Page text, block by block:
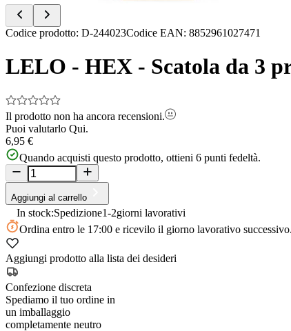
Item
of
Codice prodotto: D-244023Codice EAN: 8852961027471
LELO - HEX - Scatola da 3
Il prodotto non ha ancora recensioni.
Puoi valutarlo Qui.
6,95 €
Quando acquisti questo prodotto, ottieni 6 punti fedeltà.
Aggiungi al carrello
In stock:Spedizione1-2giorni lavorativi
Ordina entro le 17:00 e ricevilo il giorno lavorativo successivo.
Aggiungi prodotto alla lista dei desideri
Confezione discreta
Spediamo il tuo ordine in
un imballaggio
completamente neutro